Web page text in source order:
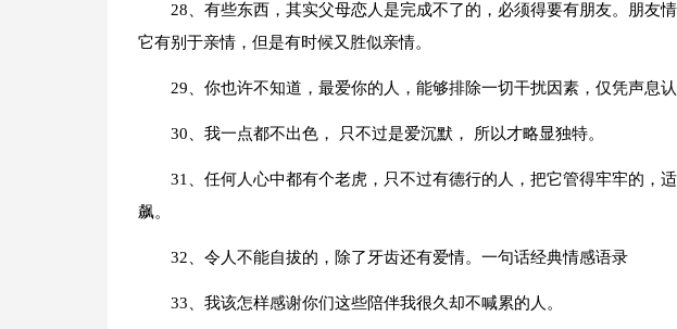
28、有些东西，其实父母恋人是完成不了的，必须得要有朋友。朋友
它有别于亲情，但是有时候又胜似亲情。
29、你也许不知道，最爱你的人，能够排除一切干扰因素，仅凭声息认
30、我一点都不出色， 只不过是爱沉默， 所以才略显独特。
31、任何人心中都有个老虎，只不过有德行的人，把它管得牢牢的，
飙。
32、令人不能自拔的，除了牙齿还有爱情。一句话经典情感语录
33、我该怎样感谢你们这些陪伴我很久却不喊累的人。